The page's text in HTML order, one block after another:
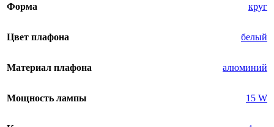
Форма круг
Цвет плафона белый
Материал плафона алюминий
Мощность лампы 15 W